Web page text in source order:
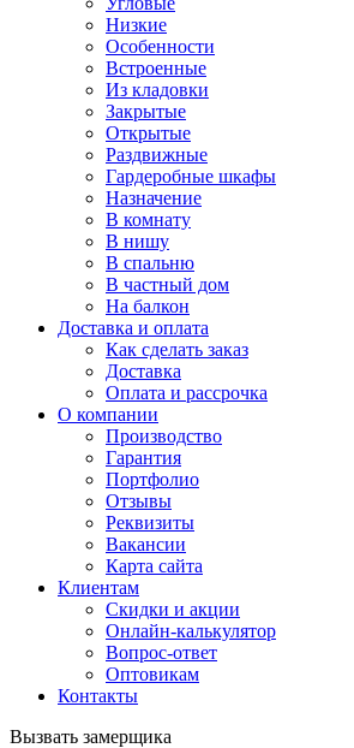
Низкие
Особенности
Встроенные
Из кладовки
Закрытые
Открытые
Раздвижные
Гардеробные шкафы
Назначение
В комнату
В нишу
В спальню
В частный дом
На балкон
Доставка и оплата
Как сделать заказ
Доставка
Оплата и рассрочка
О компании
Производство
Гарантия
Портфолио
Отзывы
Реквизиты
Вакансии
Карта сайта
Клиентам
Скидки и акции
Онлайн-калькулятор
Вопрос-ответ
Оптовикам
Контакты
Вызвать замерщика